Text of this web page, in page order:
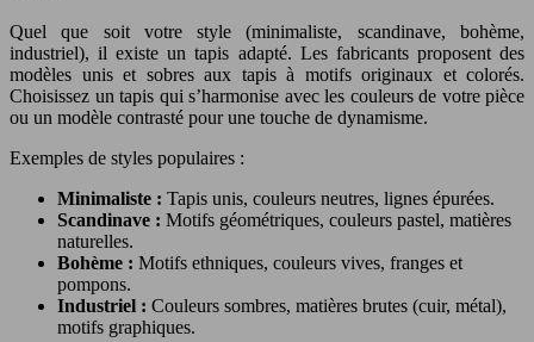
Quel que soit votre style (minimaliste, scandinave, bohème,
industriel), il existe un tapis adapté. Les fabricants proposent des
modèles unis et sobres aux tapis à motifs originaux et colorés.
Choisissez un tapis qui s’harmonise avec les couleurs de votre pièce
ou un modèle contrasté pour une touche de dynamisme.
Exemples de styles populaires :
Minimaliste : Tapis unis, couleurs neutres, lignes épurées.
Scandinave : Motifs géométriques, couleurs pastel, matières
naturelles.
Bohème : Motifs ethniques, couleurs vives, franges et
pompons.
Industriel : Couleurs sombres, matières brutes (cuir, métal),
motifs graphiques.